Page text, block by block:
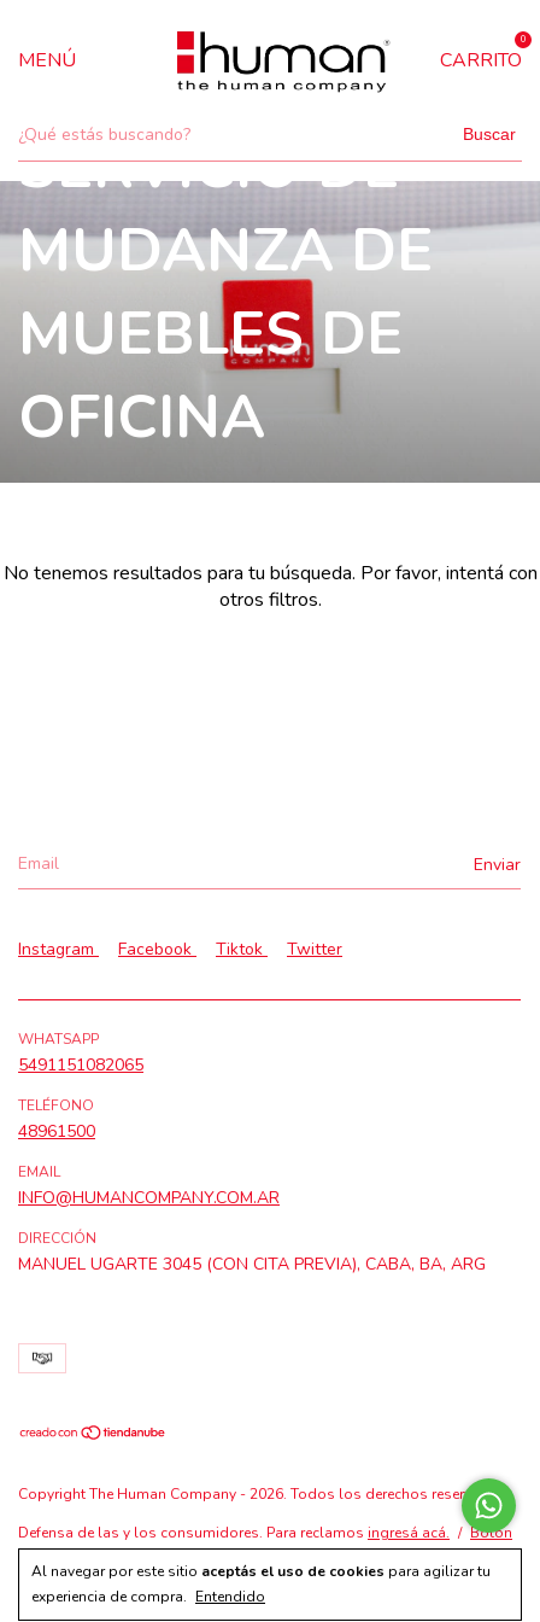
MENÚ CARRITO
0
Buscar
Al navegar por este sitio aceptás el uso de cookies para agilizar tu
experiencia de compra. Entendido
SERVICIO DE
MUDANZA DE
MUEBLES DE
OFICINA
No tenemos resultados para tu búsqueda. Por favor, intentá con
otros filtros.
Instagram Facebook Tiktok Twitter
WHATSAPP
5491151082065
TELÉFONO
48961500
EMAIL
INFO@HUMANCOMPANY.COM.AR
DIRECCIÓN
MANUEL UGARTE 3045 (CON CITA PREVIA), CABA, BA, ARG
Copyright The Human Company - 2026. Todos los derechos reservados.
Defensa de las y los consumidores. Para reclamos ingresá acá. / Botón